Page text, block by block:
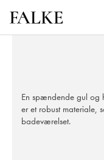
En spændende gul og
er et robust materiale,
badeværelset.